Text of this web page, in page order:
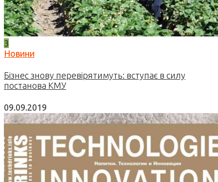
3
Новини
Бізнес знову перевірятимуть: вступає в силу
постанова КМУ
09.09.2019